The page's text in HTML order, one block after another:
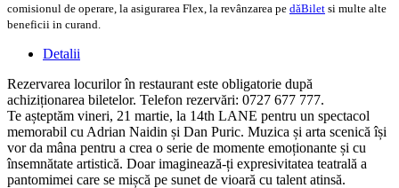
comisionul de operare, la asigurarea Flex, la revânzarea pe dăBilet si multe alte
beneficii in curand.
Detalii
Rezervarea locurilor în restaurant este obligatorie după
achiziționarea biletelor. Telefon rezervări: 0727 677 777.
Te așteptăm vineri, 21 martie, la 14th LANE pentru un spectacol
memorabil cu Adrian Naidin și Dan Puric. Muzica și arta scenică își
vor da mâna pentru a crea o serie de momente emoționante și cu
însemnătate artistică. Doar imaginează-ți expresivitatea teatrală a
pantomimei care se mișcă pe sunet de vioară cu talent atinsă.